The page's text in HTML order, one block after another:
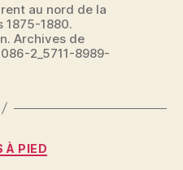
au nord de la
1875-1880.
Archives de
2_5711-8989-
Catégories
À PIED